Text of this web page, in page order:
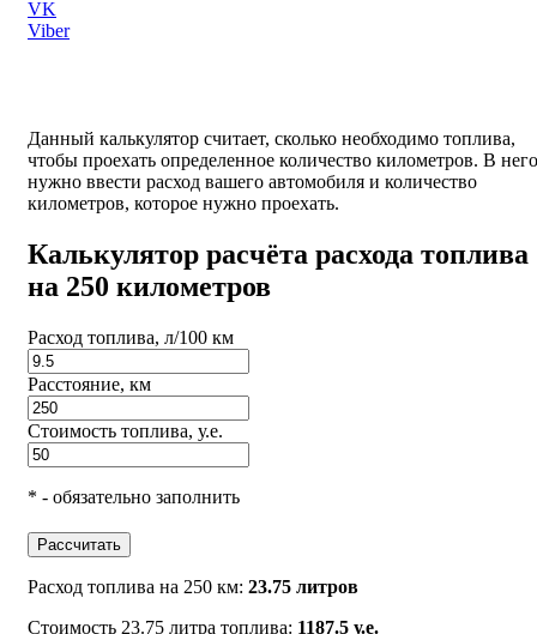
VK
Viber
Данный калькулятор считает, сколько необходимо топлива,
чтобы проехать определенное количество километров. В него
нужно ввести расход вашего автомобиля и количество
километров, которое нужно проехать.
Калькулятор расчёта расхода топлива
на 250 километров
Расход топлива, л/100 км
Расстояние, км
Стоимость топлива, у.е.
* - обязательно заполнить
Рассчитать
Расход топлива на 250 км: 23.75 литров
Стоимость 23.75 литра топлива: 1187.5 у.е.